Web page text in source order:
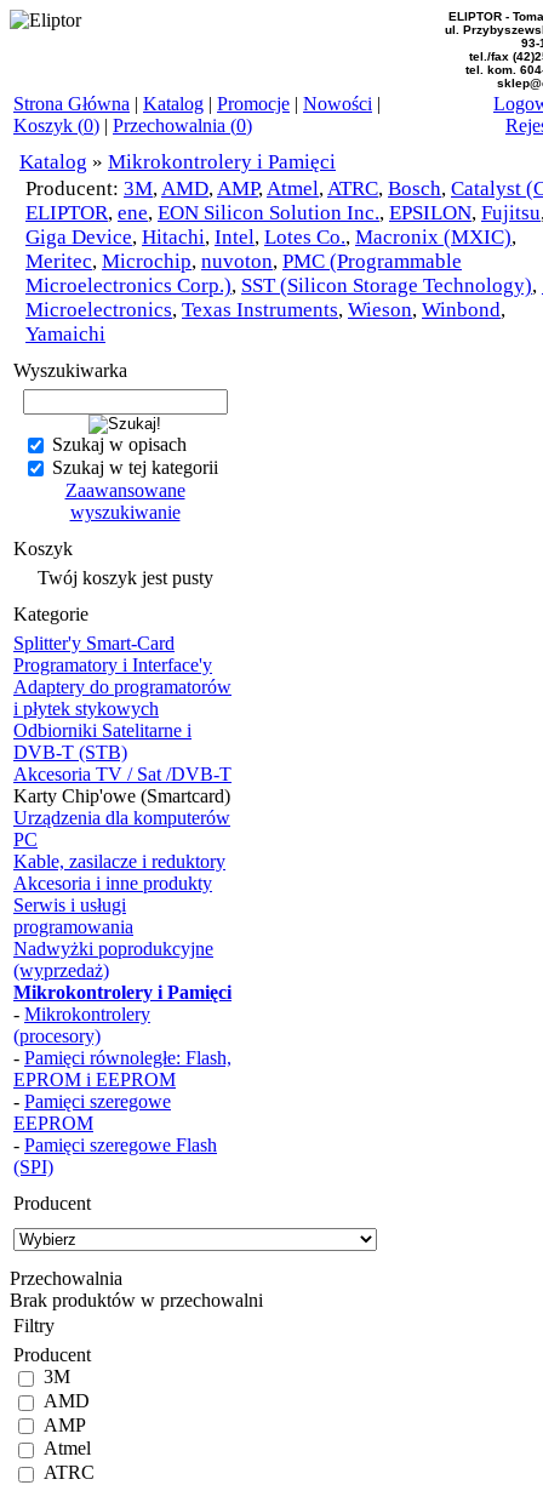
ELIPTOR -
ul.
93-
tel./fax
tel. kom.
Strona Główna | Katalog | Promocje | Nowości |
Koszyk (0) | Przechowalnia (0)
Katalog » Mikrokontrolery i Pamięci
Producent: 3M,AMD,AMP,Atmel,ATRC, Bosch, Catalyst
ELIPTOR, ene, EON Silicon Solution Inc., EPSILON, Fujitsu
Giga Device, Hitachi, Intel, Lotes Co., Macronix (MXIC),
Meritec, Microchip, nuvoton, PMC (Programmable
Microelectronics Corp.), SST (Silicon Storage Technology),
Microelectronics, Texas Instruments, Wieson, Winbond,
Yamaichi
Wyszukiwarka
Szukaj w opisach
Szukaj w tej kategorii
Zaawansowane
wyszukiwanie
Koszyk
Twój koszyk jest pusty
Kategorie
Splitter'y Smart-Card
Programatory i Interface'y
Adaptery do programatorów
i płytek stykowych
Odbiorniki Satelitarne i
DVB-T (STB)
Akcesoria TV / Sat /DVB-T
Karty Chip'owe (Smartcard)
Urządzenia dla komputerów
PC
Kable, zasilacze i reduktory
Akcesoria i inne produkty
Serwis i usługi
programowania
Nadwyżki poprodukcyjne
(wyprzedaż)
Mikrokontrolery i Pamięci
- Mikrokontrolery
(procesory)
- Pamięci równoległe: Flash,
EPROM i EEPROM
- Pamięci szeregowe
EEPROM
- Pamięci szeregowe Flash
(SPI)
Producent
Przechowalnia
Brak produktów w przechowalni
Filtry
Producent
3M
AMD
AMP
Atmel
ATRC